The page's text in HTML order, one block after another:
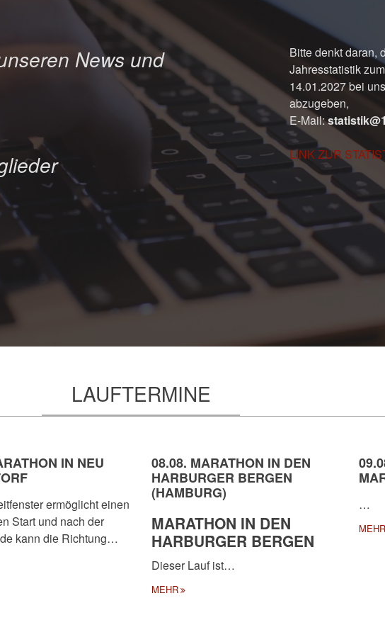
News und
Bitte denkt daran,
Jahresstatistik
14.01.2027 bei
abzugeben,
E-Mail:
LINK ZUR
LAUFTERMINE
IN NEU
ermöglicht einen
Start und nach der
kann die Richtung…
08.08. MARATHON IN DEN
HARBURGER BERGEN
(HAMBURG)
MARATHON IN DEN
HARBURGER BERGEN
Dieser Lauf ist…
MEHR
…
MEHR